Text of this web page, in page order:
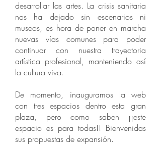
desarrollar las artes. La crisis sanitaria
nos ha dejado sin escenarios ni
museos, es hora de poner en marcha
nuevas vías comunes para poder
continuar con nuestra trayectoria
artística profesional, manteniendo así
la cultura viva.
De momento, inauguramos la web
con tres espacios dentro esta gran
plaza, pero como saben ¡¡este
espacio es para todas!! Bienvenidas
sus propuestas de expansión.